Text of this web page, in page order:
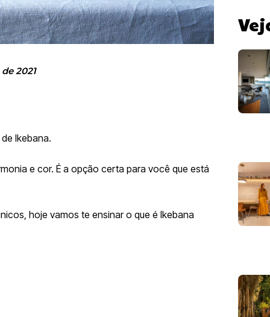
2021
Ikebana.
e cor. É a opção certa para você que está
hoje vamos te ensinar o que é Ikebana